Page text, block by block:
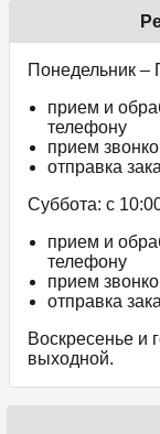
Понедельник –
прием и
телефону
прием
отправка
Суббота: с
прием и
телефону
прием
отправка
Воскресенье и
выходной.